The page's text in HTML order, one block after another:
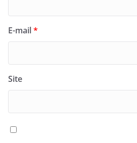
E-mail*
Site